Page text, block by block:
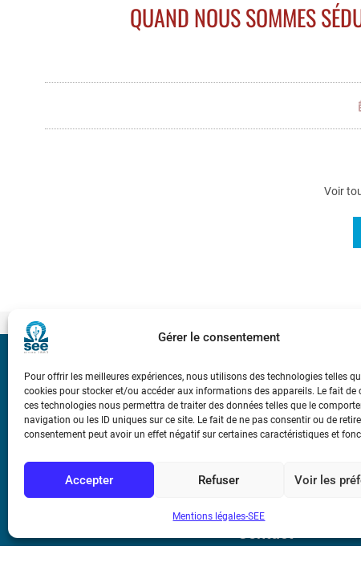
Gérer le consentement
Pour offrir les meilleures expériences, nous utilisons des technologies telles
cookies pour stocker et/ou accéder aux informations des appareils. Le fait de
ces technologies nous permettra de traiter des données telles que le
navigation ou les ID uniques sur ce site. Le fait de ne pas consentir ou de
consentement peut avoir un effet négatif sur certaines caractéristiques et
Accepter Refuser Voir les
Mentions légales-SEE
QUAND NOUS SOMMES
Voir
Bicentenaire
Ampère
Conditions
Mentions légales
Contact